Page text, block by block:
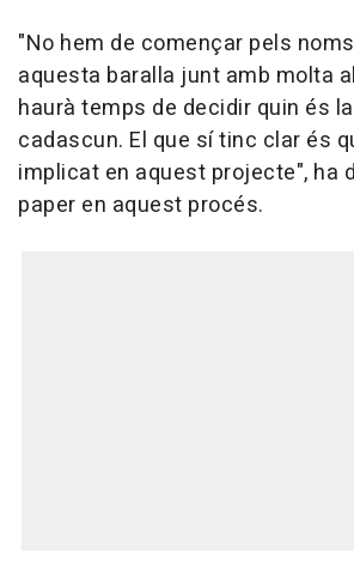
"No hem de començar pels
aquesta baralla junt amb molta
haurà temps de decidir quin és
cadascun. El que sí tinc clar és
implicat en aquest projecte", ha
paper en aquest procés.